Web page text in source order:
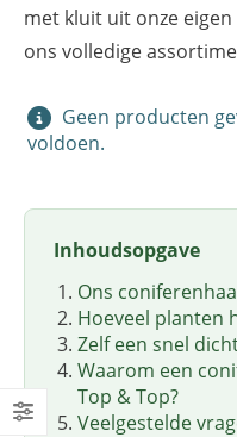
met kluit uit onze
ons volledige
Geen producten
voldoen.
Inhoudsopgave
Ons
Hoeveel planten
Zelf een snel
Waarom een
Top & Top?
Veelgestelde